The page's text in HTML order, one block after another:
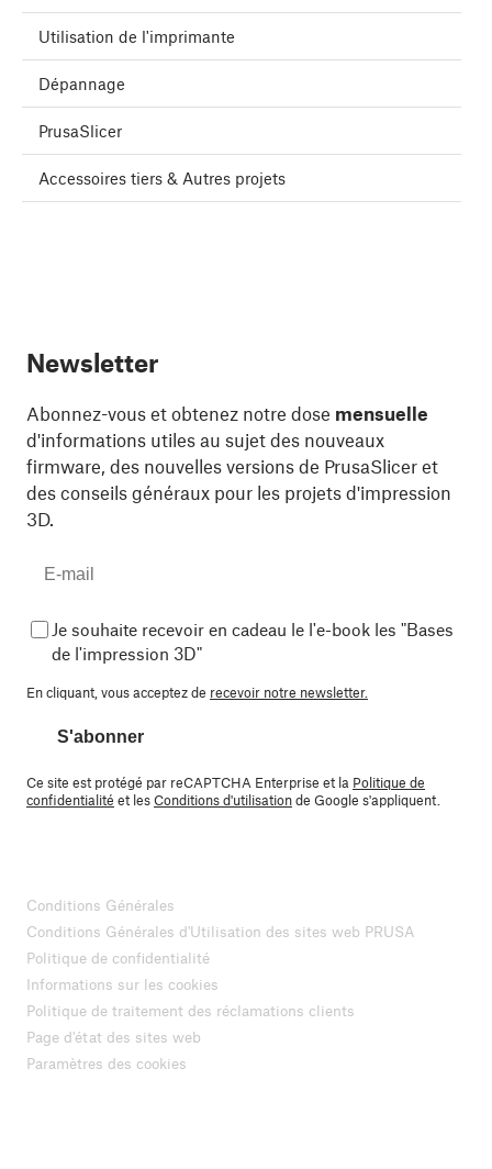
Utilisation de l'imprimante
Dépannage
PrusaSlicer
Accessoires tiers & Autres projets
Newsletter
Abonnez-vous et obtenez notre dose mensuelle
d'informations utiles au sujet des nouveaux
firmware, des nouvelles versions de PrusaSlicer et
des conseils généraux pour les projets d'impression
3D.
Je souhaite recevoir en cadeau le l'e-book les "Bases
de l'impression 3D"
En cliquant, vous acceptez de recevoir notre newsletter.
S'abonner
Ce site est protégé par reCAPTCHA Enterprise et la Politique de
confidentialité et lesConditions d'utilisationde Google s'appliquent.
Conditions Générales
Conditions Générales d'Utilisation des sites web PRUSA
Politique de confidentialité
Informations sur les cookies
Politique de traitement des réclamations clients
Page d'état des sites web
Paramètres des cookies